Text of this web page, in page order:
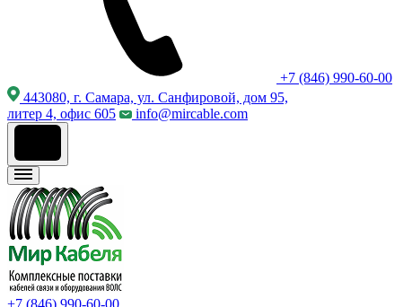
+7 (846) 990-60-00
443080, г. Самара, ул. Санфировой, дом 95,
литер 4, офис 605
info@mircable.com